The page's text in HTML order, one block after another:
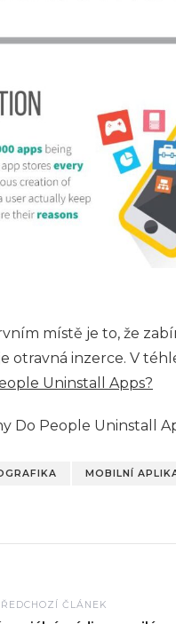
místě je to, že
otravná inzerce. V
Uninstall Apps?
MOBILNÍ
ČLÁNEK